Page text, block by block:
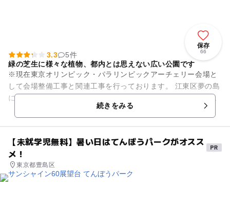
保存
66
3.3
5件
緑の芝生に様々な植物、都内とは思えない広い公園です
※現在東京オリンピック・パラリンピックアーチェリー会場と
して会場整備工事と関連工事を行っております。 江東区夢の島
にある都立公園「夢の島公園」。運河と水路に囲まれた埋立地
続きをみる
【未就学児無料】暑い日はてんぼうパークがオスス
メ！
東京都豊島区